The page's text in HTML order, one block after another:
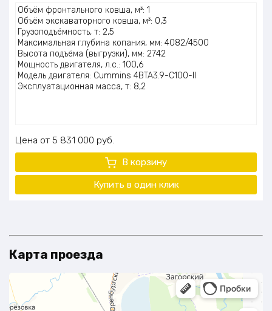
Оценка
5.00из 5
Объём фронтального ковша, м³: 1
Объём экскаваторного ковша, м³: 0,3
Грузоподъёмность, т: 2,5
Максимальная глубина копания, мм: 4082/4500
Высота подъёма (выгрузки), мм: 2742
Мощность двигателя, л.с.: 100,6
Модель двигателя: Cummins 4BTA3.9-C100-II
Эксплуатационная масса, т: 8,2
Цена 5 831 000 руб.
В корзину
Купить в один клик
Карта проезда